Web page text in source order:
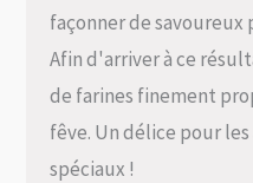
façonner de savoureux
Afin d'arriver à ce
de farines finement
fêve. Un délice pour
spéciaux !